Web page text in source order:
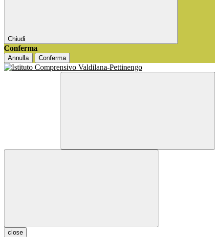
Chiudi
Conferma
Annulla Conferma
close